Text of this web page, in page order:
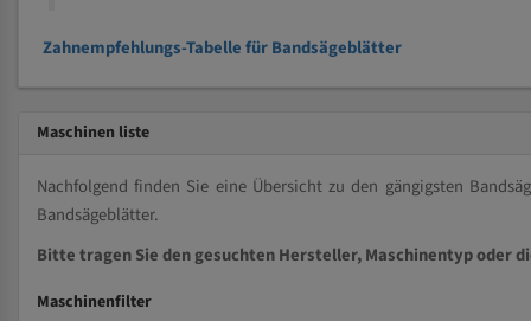
Zahnempfehlungs-Tabelle für Bandsägeblätter
Maschinen liste
Nachfolgend finden Sie eine Übersicht zu den gängigsten
Bandsägeblätter.
Bitte tragen Sie den gesuchten Hersteller, Maschinentyp oder
Maschinenfilter